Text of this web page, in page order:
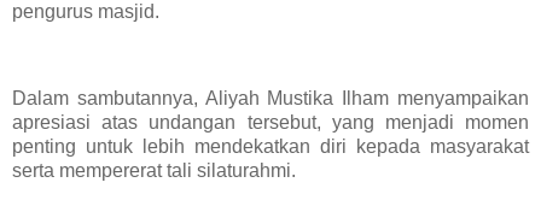
pengurus masjid.
Dalam sambutannya, Aliyah Mustika Ilham menyampaikan
apresiasi atas undangan tersebut, yang menjadi momen
penting untuk lebih mendekatkan diri kepada masyarakat
serta mempererat tali silaturahmi.